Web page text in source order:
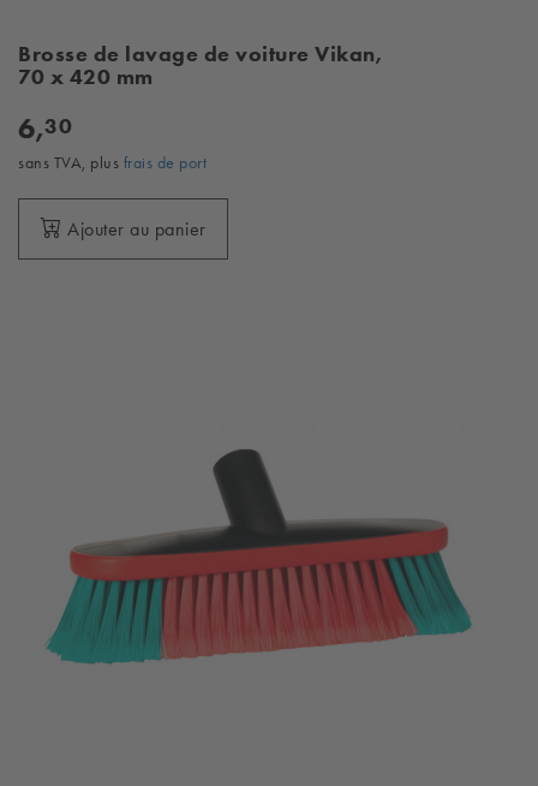
Brosse de lavage de voiture Vikan,
70 x 420 mm
6,30
sans TVA, plus frais de port
Ajouter au panier